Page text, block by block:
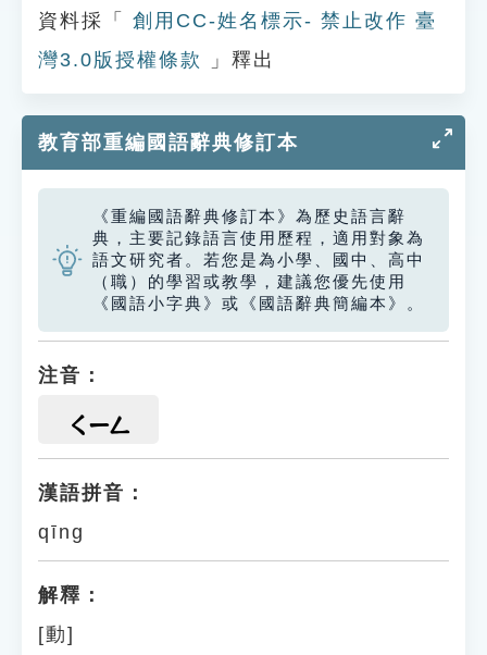
資料採「
創用CC-姓名標示- 禁止改作 臺
灣3.0版授權條款
」釋出
教育部重編國語辭典修訂本
《重編國語辭典修訂本》為歷史語言辭
典，主要記錄語言使用歷程，適用對象為
語文研究者。若您是為小學、國中、高中
（職）的學習或教學，建議您優先使用
《國語小字典》或《國語辭典簡編本》。
注音：
ㄑㄧㄥ
漢語拼音：
qīng
解釋：
[動]